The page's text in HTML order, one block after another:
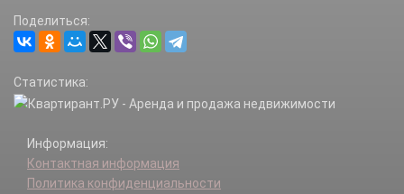
Поделиться:
Статистика:
Информация:
Контактная информация
Политика конфиденциальности